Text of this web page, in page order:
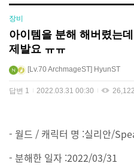
장비
아이템을 분해 해버렸는
제발요 ㅠㅠ
Lv.70ArchmageST HyunST
답변 1 2022.03.31 00:30 26,122
- 월드 / 캐릭터 명 :실리안/
- 분해한 일자 :2022/03/31